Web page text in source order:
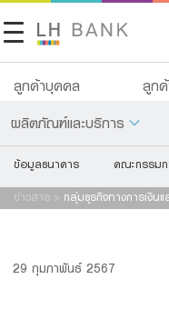
ลูกค้าบุคคล ลูก
ผลิตภัณฑ์และบริการ
เกี่ยวกับเรา
ติดต่อเรา
เงิ
ข้อมูลธนาคาร คณะกรรมก
ข่าวสาร > กลุ่มธุรกิจทางการเงิน
29 กุมภาพันธ์ 2567